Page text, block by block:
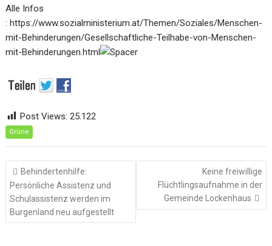
Alle Infos
:https://www.sozialministerium.at/Themen/Soziales/Menschen-
mit-Behinderungen/Gesellschaftliche-Teilhabe-von-Menschen-
mit-Behinderungen.html
Post Views: 25.122
Grüne
Beitragsnavigation
Behindertenhilfe:
Persönliche Assistenz und
Schulassistenz werden im
Burgenland neu aufgestellt
Keine freiwillige
Flüchtlingsaufnahme in der
Gemeinde Lockenhaus